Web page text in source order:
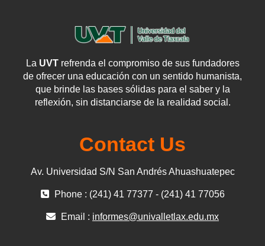
La UVTrefrenda el compromiso de sus fundadores
de ofrecer una educación con un sentido humanista,
que brinde las bases sólidas para el saber y la
reflexión, sin distanciarse de la realidad social.
Contact Us
Av. Universidad S/N San Andrés Ahuashuatepec
Phone : (241) 41 77377 - (241) 41 77056
Email : informes@univalletlax.edu.mx